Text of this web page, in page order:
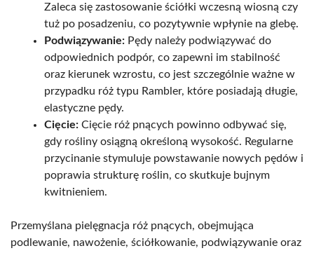
Zaleca się zastosowanie ściółki wczesną wiosną czy
tuż po posadzeniu, co pozytywnie wpłynie na glebę.
Podwiązywanie: Pędy należy podwiązywać do
odpowiednich podpór, co zapewni im stabilność
oraz kierunek wzrostu, co jest szczególnie ważne w
przypadku róż typu Rambler, które posiadają długie,
elastyczne pędy.
Cięcie: Cięcie róż pnących powinno odbywać się,
gdy rośliny osiągną określoną wysokość. Regularne
przycinanie stymuluje powstawanie nowych pędów i
poprawia strukturę roślin, co skutkuje bujnym
kwitnieniem.
Przemyślana pielęgnacja róż pnących, obejmująca
podlewanie, nawożenie, ściółkowanie, podwiązywanie oraz